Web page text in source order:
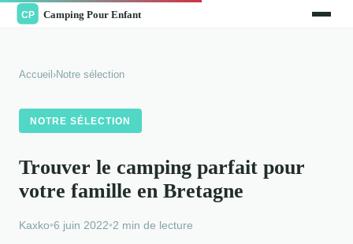
Accueil ›Notre sélection
NOTRE SÉLECTION
Trouver le camping parfait pour
votre famille en Bretagne
Kaxko•6 juin 2022•2 min de lecture